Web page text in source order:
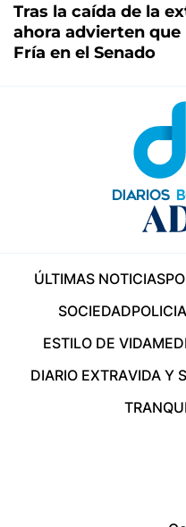
Tras la caída de la
ahora advierten
Fría en el Senado
ÚLTIMAS NOTICIAS
SOCIEDAD
ESTILO DE VIDA
DIARIO EXTRAVIDA Y